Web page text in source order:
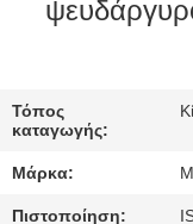
Τόπος
καταγωγής:
Μάρκα:
Πιστοποίηση: